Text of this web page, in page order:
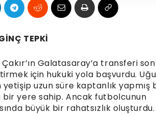
TEPKİ
Galatasaray’a transferi
için hukuki yola başvurdu.
yetişip uzun süre kaptanlık
yere sahip. Ancak futbolcunun
büyük bir rahatsızlık oluşturdu.